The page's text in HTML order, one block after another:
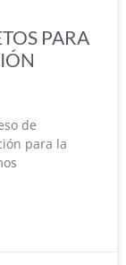
PARA
de
para la